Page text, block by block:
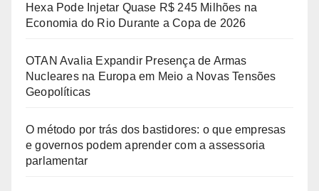
Hexa Pode Injetar Quase R$ 245 Milhões na
Economia do Rio Durante a Copa de 2026
OTAN Avalia Expandir Presença de Armas
Nucleares na Europa em Meio a Novas Tensões
Geopolíticas
O método por trás dos bastidores: o que empresas
e governos podem aprender com a assessoria
parlamentar